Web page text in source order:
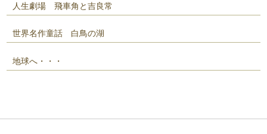
人生劇場 飛車角と吉良常
世界名作童話 白鳥の湖
地球へ・・・